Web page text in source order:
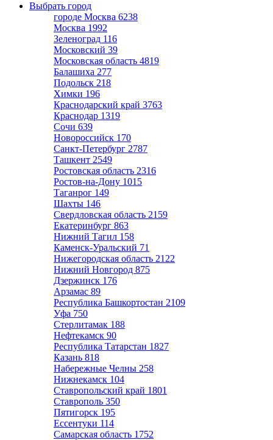
Выбрать город
городе Москва 6238
Москва 1992
Зеленоград 116
Московский 39
Московская область 4819
Балашиха 277
Подольск 218
Химки 196
Краснодарский край 3763
Краснодар 1319
Сочи 639
Новороссийск 170
Санкт-Петербург 2787
Ташкент 2549
Ростовская область 2316
Ростов-на-Дону 1015
Таганрог 149
Шахты 146
Свердловская область 2159
Екатеринбург 863
Нижний Тагил 158
Каменск-Уральский 71
Нижегородская область 2122
Нижний Новгород 875
Дзержинск 176
Арзамас 89
Республика Башкортостан 2109
Уфа 750
Стерлитамак 188
Нефтекамск 90
Республика Татарстан 1827
Казань 818
Набережные Челны 258
Нижнекамск 104
Ставропольский край 1801
Ставрополь 350
Пятигорск 195
Ессентуки 114
Самарская область 1752